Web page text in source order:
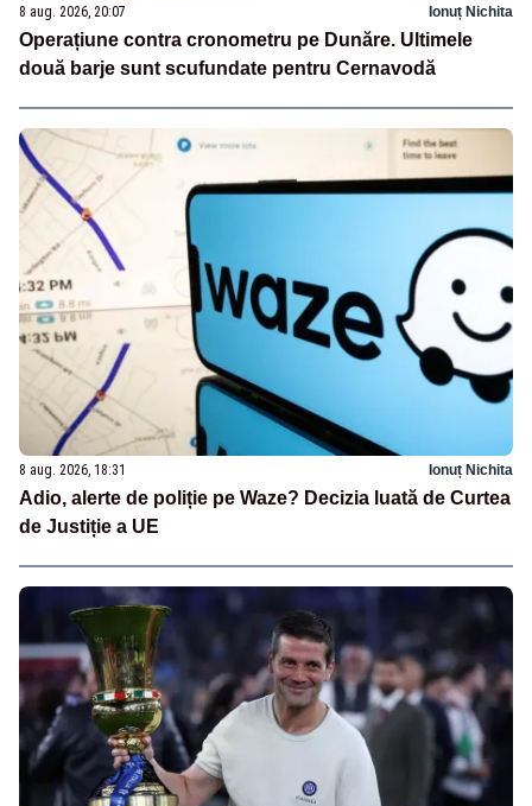
8 aug. 2026, 20:07 Ionuț Nichita
Operațiune contra cronometru pe Dunăre. Ultimele
două barje sunt scufundate pentru Cernavodă
8 aug. 2026, 18:31 Ionuț Nichita
Adio, alerte de poliție pe Waze? Decizia luată de Curtea
de Justiție a UE